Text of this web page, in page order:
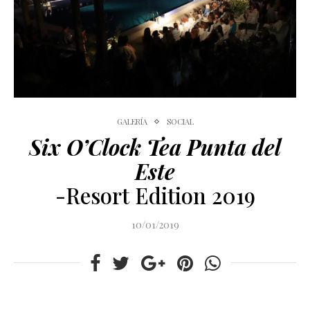
GALERÍA SOCIAL
Six O’Clock Tea Punta del
Este
-Resort Edition 2019
10/01/2019